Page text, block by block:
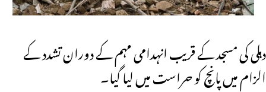
دہلی کی مسجد کے قریب انہدامی مہم کے دوران تشدد کے
الزام میں پانچ کو حراست میں لیا گیا۔